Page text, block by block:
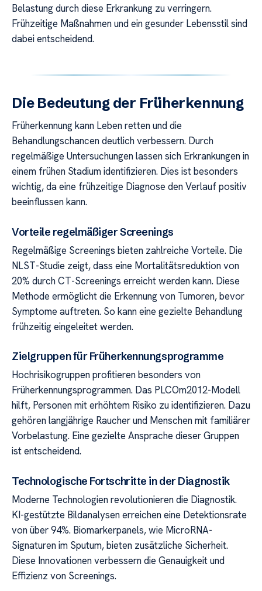
Belastung durch diese Erkrankung zu verringern.
Frühzeitige Maßnahmen und ein gesunder Lebensstil sind
dabei entscheidend.
Die Bedeutung der Früherkennung
Früherkennung kann Leben retten und die
Behandlungschancen deutlich verbessern. Durch
regelmäßige Untersuchungen lassen sich Erkrankungen in
einem frühen Stadium identifizieren. Dies ist besonders
wichtig, da eine frühzeitige Diagnose den Verlauf positiv
beeinflussen kann.
Vorteile regelmäßiger Screenings
Regelmäßige Screenings bieten zahlreiche Vorteile. Die
NLST-Studie zeigt, dass eine Mortalitätsreduktion von
20% durch CT-Screenings erreicht werden kann. Diese
Methode ermöglicht die Erkennung von Tumoren, bevor
Symptome auftreten. So kann eine gezielte Behandlung
frühzeitig eingeleitet werden.
Zielgruppen für Früherkennungsprogramme
Hochrisikogruppen profitieren besonders von
Früherkennungsprogrammen. Das PLCOm2012-Modell
hilft, Personen mit erhöhtem Risiko zu identifizieren. Dazu
gehören langjährige Raucher und Menschen mit familiärer
Vorbelastung. Eine gezielte Ansprache dieser Gruppen
ist entscheidend.
Technologische Fortschritte in der Diagnostik
Moderne Technologien revolutionieren die Diagnostik.
KI-gestützte Bildanalysen erreichen eine Detektionsrate
von über 94%. Biomarkerpanels, wie MicroRNA-
Signaturen im Sputum, bieten zusätzliche Sicherheit.
Diese Innovationen verbessern die Genauigkeit und
Effizienz von Screenings.